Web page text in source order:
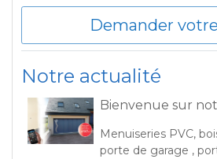
Demander
Notre actualité
Bienvenue sur
Menuiseries PVC,
porte de garage ,